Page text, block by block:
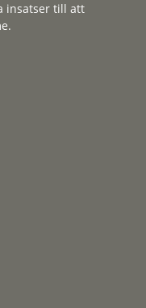
insatser till att